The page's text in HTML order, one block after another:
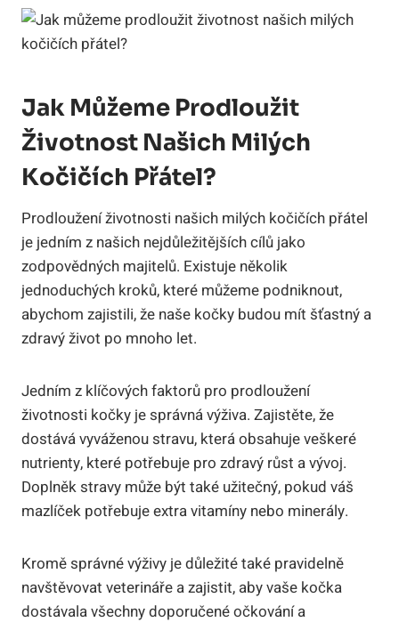
Jak Můžeme Prodloužit
Životnost Našich Milých
Kočičích Přátel?
Prodloužení životnosti našich milých kočičích přátel
je jedním z našich nejdůležitějších cílů jako
zodpovědných majitelů. Existuje několik
jednoduchých kroků, které můžeme podniknout,
abychom zajistili, že naše kočky budou mít šťastný a
zdravý život po mnoho let.
Jedním z klíčových faktorů pro prodloužení
životnosti kočky je správná výživa. Zajistěte, že
dostává vyváženou stravu, která obsahuje veškeré
nutrienty, které potřebuje pro zdravý růst a vývoj.
Doplněk stravy může být také užitečný, pokud váš
mazlíček potřebuje extra vitamíny nebo minerály.
Kromě správné výživy je důležité také pravidelně
navštěvovat veterináře a zajistit, aby vaše kočka
dostávala všechny doporučené očkování a